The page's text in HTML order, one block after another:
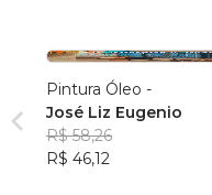
Pintura Óleo -
José Liz Eugenio
R$ 58,26
R$ 46,12